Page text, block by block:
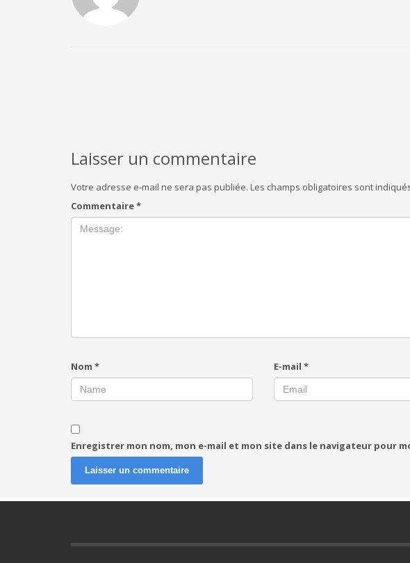
Laisser un commentaire
Votre adresse e-mail ne sera pas publiée. Les champs obligatoires sont
Commentaire*
Nom * E-mail*
Enregistrer mon nom, mon e-mail et mon site dans le navigateur pour